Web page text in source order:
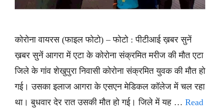
कोरोना वायरस (फाइल फोटो) – फोटो : पीटीआई ख़बर सुनें
ख़बर सुनें आगरा में एटा के कोरोना संक्रमित मरीज की मौत एटा
जिले के गांव शेखुपुरा निवासी कोरोना संक्रमित युवक की मौत हो
गई। उसका इलाज आगरा के एसएन मेडिकल कॉलेज में चल रहा
था। बुधवार देर रात उसकी मौत हो गई। जिले में यह … Read